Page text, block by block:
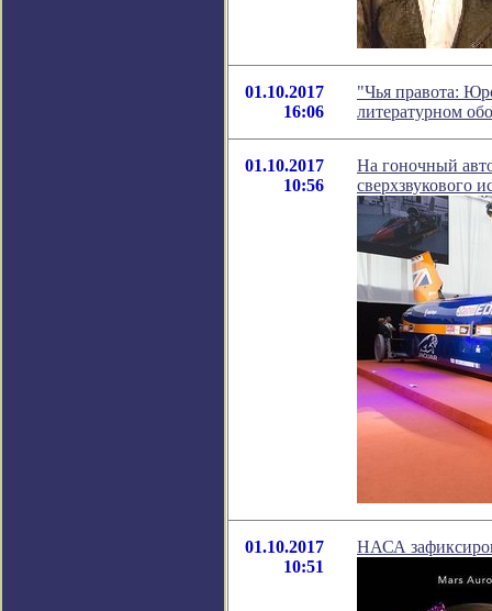
01.10.2017
16:06
"Чья правота:
литературном
01.10.2017
10:56
На гоночный
сверхзвукового
01.10.2017
10:51
НАСА